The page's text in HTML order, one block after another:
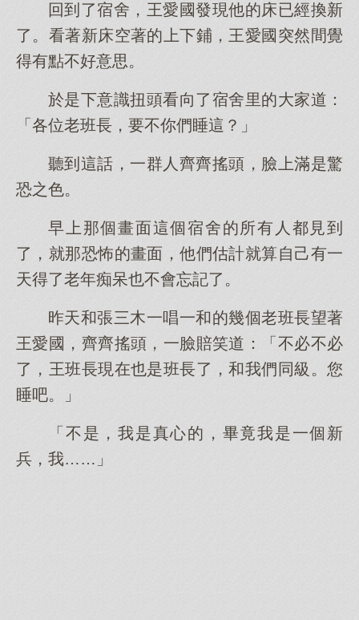
回到了宿舍，王愛國發現他的床已經換新
了。看著新床空著的上下鋪，王愛國突然間覺
得有點不好意思。
於是下意識扭頭看向了宿舍里的大家道：
「各位老班長，要不你們睡這？」
聽到這話，一群人齊齊搖頭，臉上滿是驚
恐之色。
早上那個畫面這個宿舍的所有人都見到
了，就那恐怖的畫面，他們估計就算自己有一
天得了老年痴呆也不會忘記了。
昨天和張三木一唱一和的幾個老班長望著
王愛國，齊齊搖頭，一臉賠笑道：「不必不必
了，王班長現在也是班長了，和我們同級。您
睡吧。」
「不是，我是真心的，畢竟我是一個新
兵，我……」